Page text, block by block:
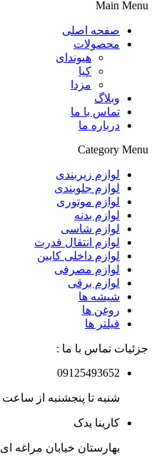
Main Menu
صفحه اصلی
محصولات
هیوندای
کیا
مزدا
وبلاگ
تماس با ما
درباره ما
Category Menu
لوازم زیربندی
لوازم جلوبندی
لوازم موتوری
لوازم بدنه
لوازم شاسی
لوازم انتقال قدرت
لوازم داخلی کابین
لوازم مصرفی
لوازم برقی
شیشه ها
روغن ها
فیلتر ها
جزئیات تماس با ما :
09125493652
شنبه تا پنجشنبه از ساعت 8 الی 18
کارینا یدک
بهارستان خیابان مراغه ای